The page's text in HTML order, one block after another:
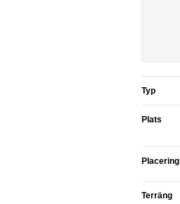
Typ
Plats
Placering
Terräng